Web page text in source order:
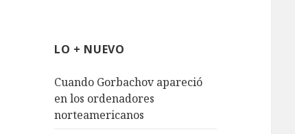
LO + NUEVO
Cuando Gorbachov apareció
en los ordenadores
norteamericanos